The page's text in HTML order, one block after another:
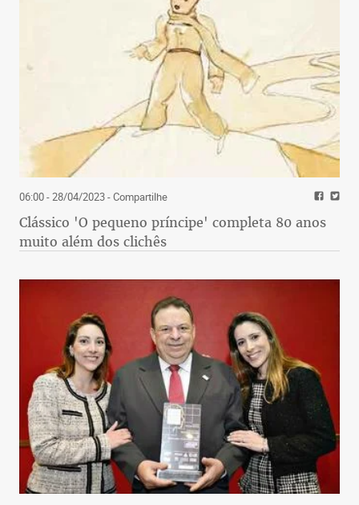
06:00 - 28/04/2023- Compartilhe
Clássico 'O pequeno príncipe' completa 80 anos
muito além dos clichês